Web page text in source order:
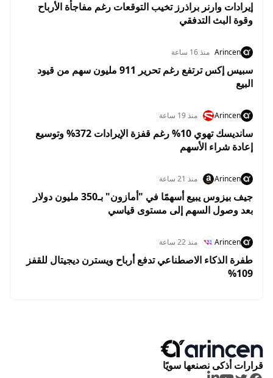
إيرادات وارنر براذرز تخيب التوقعات رغم مفاجأة الأرباح
وقوة البث التدفقي
Arincen منذ 16 ساعة
سبيس إكس ترتفع رغم تحرير 911 مليون سهم من قيود
البيع
Arincen منذ 19 ساعة
سانديسك تهوي 10% رغم قفزة الإيرادات 372% وتوسيع
إعادة شراء الأسهم
Arincen منذ 21 ساعة
جيف بيزوس يبيع أسهمًا في "أمازون" بـ350 مليون دولار
بعد وصول السهم إلى مستوى قياسي
Arincen منذ 22 ساعة
طفرة الذكاء الاصطناعي تدفع أرباح ويسترن ديجيتال للقفز
109%
قرارات أذكى نصنعها سويًا